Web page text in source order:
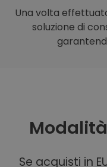
Una volta
soluzione di
Se acquisti in